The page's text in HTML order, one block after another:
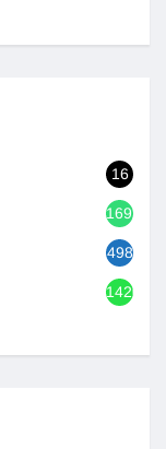
16
1692
498
1420